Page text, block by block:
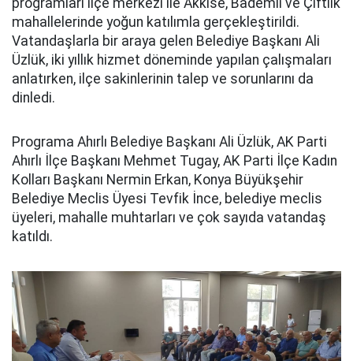
programları ilçe merkezi ile Akkise, Bademli ve Çiftlik
mahallelerinde yoğun katılımla gerçekleştirildi.
Vatandaşlarla bir araya gelen Belediye Başkanı Ali
Üzlük, iki yıllık hizmet döneminde yapılan çalışmaları
anlatırken, ilçe sakinlerinin talep ve sorunlarını da
dinledi.
Programa Ahırlı Belediye Başkanı Ali Üzlük, AK Parti
Ahırlı İlçe Başkanı Mehmet Tugay, AK Parti İlçe Kadın
Kolları Başkanı Nermin Erkan, Konya Büyükşehir
Belediye Meclis Üyesi Tevfik İnce, belediye meclis
üyeleri, mahalle muhtarları ve çok sayıda vatandaş
katıldı.